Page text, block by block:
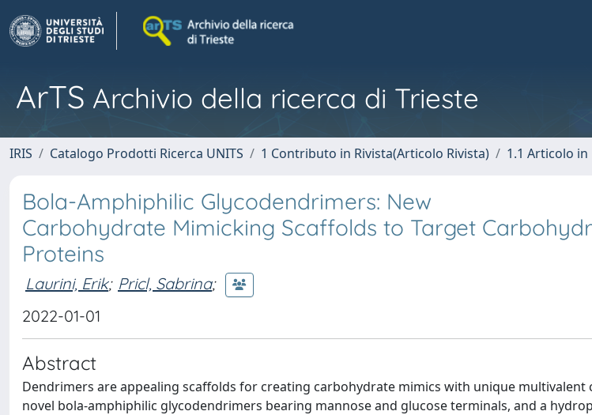
ArTS Archivio della ricerca di Trieste
IRIS Catalogo Prodotti Ricerca UNITS 1 Contributo in Rivista(Articolo Rivista) 1.1 Articolo in
Bola-Amphiphilic Glycodendrimers: New
Carbohydrate Mimicking Scaffolds to Target
Proteins
Laurini, Erik; Pricl, Sabrina;
2022-01-01
Abstract
Dendrimers are appealing scaffolds for creating carbohydrate mimics with unique multivalent
novel bola-amphiphilic glycodendrimers bearing mannose and glucose terminals, and a